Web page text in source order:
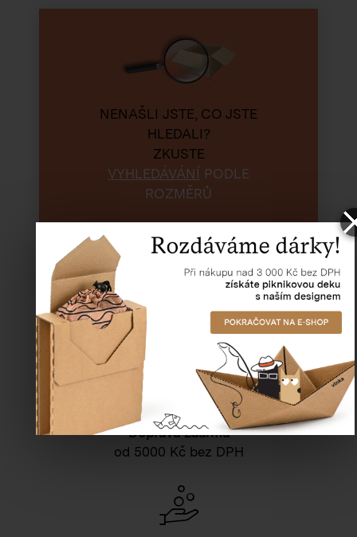
NENAŠLI JSTE, CO JSTE
HLEDALI?
ZKUSTE
VYHLEDÁVÁNÍ PODLE
ROZMĚRŮ
Hledat
Doprava zdarma
od 5000 Kč bez DPH